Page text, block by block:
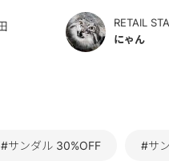
RETAIL
にゃん
#サンダル 30%OFF #サ